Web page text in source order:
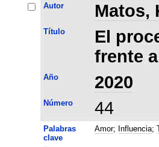
Autor Matos,
Título
El
frente
Año 2020
Número 44
Palabras
clave
Amor; Influencia;